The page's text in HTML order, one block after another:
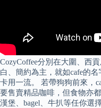
CozyCoffee分別在大圍、西
白、簡約為主，就如cafe的
卡用一流。 若帶狗狗前來，
要售賣精品咖啡，但食物亦
漢堡、bagel、牛扒等任你選